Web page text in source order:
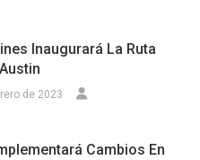
Inaugurará La Ruta
de 2023
Cambios En